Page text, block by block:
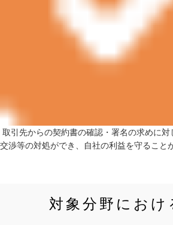
取引先からの契約書の確認・署名の求めに
交渉等の対処ができ、自社の利益を守ること
対象分野におけ